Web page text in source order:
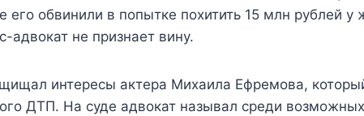
его обвинили в попытке похитить 15 млн рублей у
адвокат не признает вину.
интересы актера Михаила Ефремова,
ДТП. На суде адвокат называл среди